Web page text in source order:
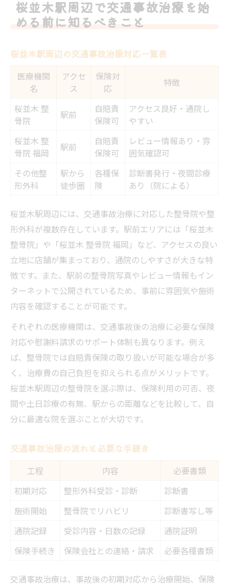
交通事故治療の受け方と整骨院選びの注意点
表
駅前で通いやすい整骨院の選び方
交通事故治療なら口コミの活用も重要
整骨院と整形外科を併用する際の注意点
安心できる交通事故治療を桜並木駅近くで受け
るには
桜並木駅近くの交通事故治療対応状況まと
整骨院選びで重視したい安全性
女性も安心の治療環境をチェック
整骨院での交通事故治療が選ばれる理由とリス
ク
交通事故治療で整骨院が選ばれる理由一覧
整骨院通院のリスクと注意すべき点
交通事故治療における整骨院のメリット
整骨院だけ通う場合のデメリット
整形外科との併用で得られる安心感
交通事故治療の費用負担を減らすヒントを紹介
交通事故治療費の自己負担比較表
保険を活用した費用軽減のコツ
慰謝料の相場と計算方法を知る
交通事故治療費がゼロ円になる条件
治療費トラブルを避けるポイント
桜並木駅の整骨院利用で後悔しないためのポイ
ント
桜並木駅周辺の整骨院比較早見表
交通事故治療で後悔しない選び方
整骨院利用時のトラブル対策
駅前で便利な整骨院の見分け方
桜並木駅周辺で交通事故治療を始
める前に知るべきこと
桜並木駅周辺の交通事故治療対応一覧表
医療機関
名
アクセ
ス
保険対
応
特徴
桜並木 整
骨院
駅前
自賠責
保険可
アクセス良好・通院し
やすい
桜並木 整
骨院 福岡
駅前
自賠責
保険可
レビュー情報あり・雰
囲気確認可
その他整
形外科
駅から
徒歩圏
各種保
険
診断書発行・夜間診療
あり（院による）
桜並木駅周辺には、交通事故治療に対応した整骨院や整
形外科が複数存在しています。駅前エリアには「桜並木
整骨院」や「桜並木 整骨院 福岡」など、アクセスの良い
立地に店舗が集まっており、通院のしやすさが大きな特
徴です。また、駅前の整骨院写真やレビュー情報もイン
ターネットで公開されているため、事前に雰囲気や施術
内容を確認することが可能です。
それぞれの医療機関は、交通事故後の治療に必要な保険
対応や慰謝料請求のサポート体制も異なります。例え
ば、整骨院では自賠責保険の取り扱いが可能な場合が多
く、治療費の自己負担を抑えられる点がメリットです。
桜並木駅周辺の整骨院を選ぶ際は、保険利用の可否、夜
間や土日診療の有無、駅からの距離などを比較して、自
分に最適な院を選ぶことが大切です。
交通事故治療の流れと必要な手続き
工程 内容
必要書類
初期対応
整形外科受診・診断
診断書
施術開始
整骨院でリハビリ
診断書写し等
通院記録
受診内容・日数の記録
通院証明
保険手続き
保険会社との連絡・請求 必要各種書類
交通事故治療は、事故後の初期対応から治療開始、保険